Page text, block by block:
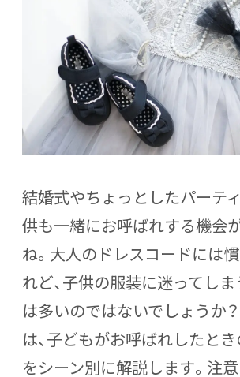
結婚式やちょっとしたパーテ
供も一緒にお呼ばれする機会
ね。大人のドレスコードには
れど、子供の服装に迷ってし
は多いのではないでしょうか
は、子どもがお呼ばれしたと
をシーン別に解説します。注